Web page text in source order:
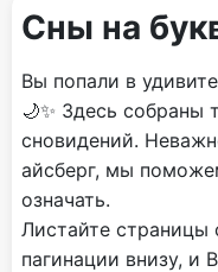
Сны на
Вы попали в
🌙✨ Здесь собраны
сновидений.
айсберг, мы
означать.
Листайте
пагинации внизу, и